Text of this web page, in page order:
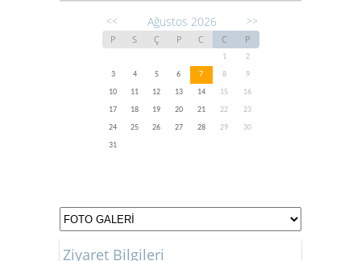
<< Ağustos 2026 >>
P S Ç P C C P
1
2
3
4 5 6 7 8
9
10
11 12 13 14 15
16
17
18 19 20 21 22
23
24
25 26 27 28 29
30
31
Ziyaret Bilgileri